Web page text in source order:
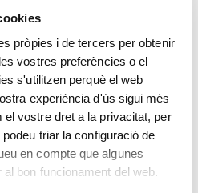
pròpies i de tercers per obtenir
vostres preferències o el
s'utilitzen perquè el web
experiència d'ús sigui més
vostre dret a la privacitat, per
triar la configuració de
en compte que algunes
bon funcionament del web.
the Plandiura collection and
in the Francesc Serra
Archive – where it
collection – no. 582 of his
no. 250 of his catalog